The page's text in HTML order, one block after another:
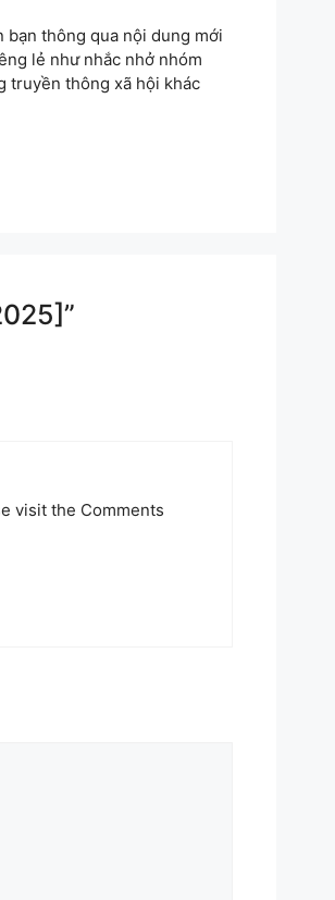
bạn thông qua nội dung mới
lẻ như nhắc nhở nhóm
truyền thông xã hội khác
visit the Comments